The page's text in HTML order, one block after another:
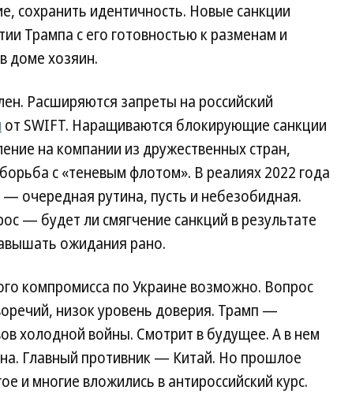
сохранить идентичность. Новые санкции
Трампа с его готовностью к разменам и
доме хозяин.
Расширяются запреты на российский
от SWIFT. Наращиваются блокирующие санкции
на компании из дружественных стран,
с «теневым флотом». В реалиях 2022 года
очередная рутина, пусть и небезобидная.
— будет ли смягчение санкций в результате
ожидания рано.
компромисса по Украине возможно. Вопрос
низок уровень доверия. Трамп —
холодной войны. Смотрит в будущее. А в нем
Главный противник — Китай. Но прошлое
и многие вложились в антироссийский курс.